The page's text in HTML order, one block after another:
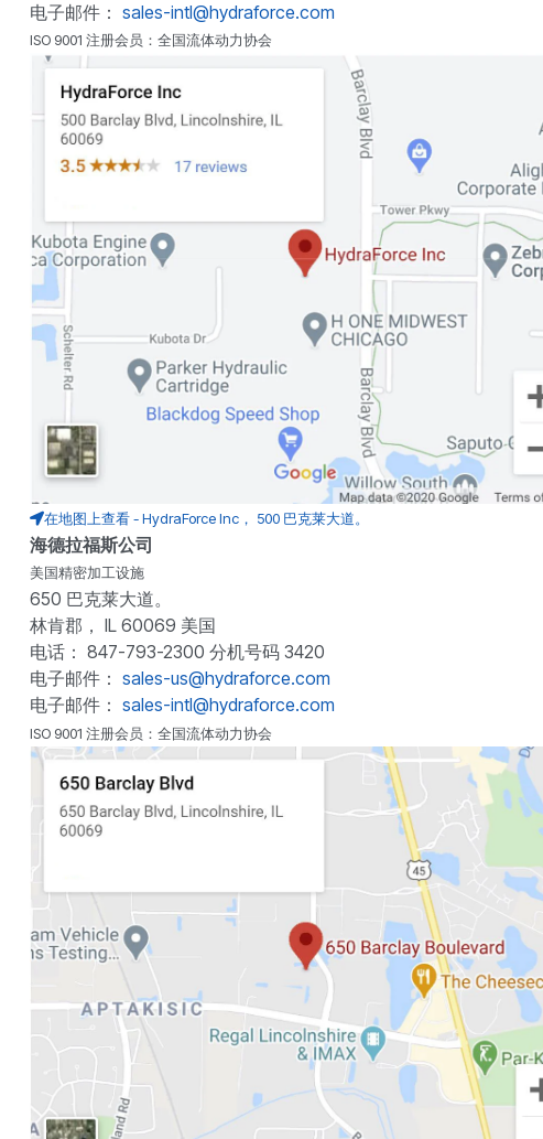
电子邮件： sales-intl@hydraforce.com
ISO 9001 注册会员：全国流体动力协会
在地图上查看 - HydraForce Inc， 500 巴克莱大道。
海德拉福斯公司
美国精密加工设施
650 巴克莱大道。
林肯郡， IL 60069 美国
电话： 847-793-2300 分机号码 3420
电子邮件： sales-us@hydraforce.com
电子邮件： sales-intl@hydraforce.com
ISO 9001 注册会员：全国流体动力协会